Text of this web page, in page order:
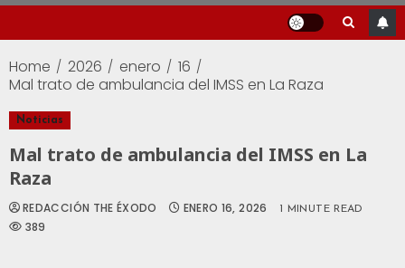
Home 2026 enero
16
Mal trato de ambulancia del IMSS en La Raza
Noticias
Mal trato de ambulancia del IMSS en La
Raza
REDACCIÓN THE ÉXODO ENERO 16, 2026 1 MINUTE READ
389